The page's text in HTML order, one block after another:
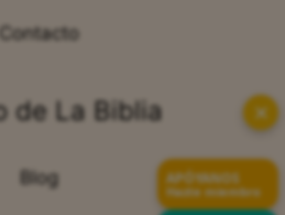
Contacto
de La Biblia
Blog
✕
APÓYANOS
Hazte miembro